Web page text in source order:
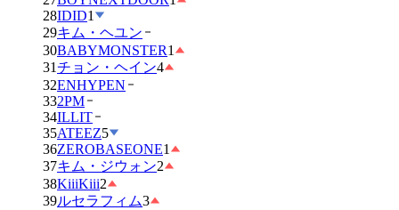
28IDID1
29キム・ヘユン
30BABYMONSTER1
31チョン・ヘイン4
32ENHYPEN
332PM
34ILLIT
35ATEEZ5
36ZEROBASEONE1
37キム・ジウォン2
38KiiiKiii2
39ルセラフィム3